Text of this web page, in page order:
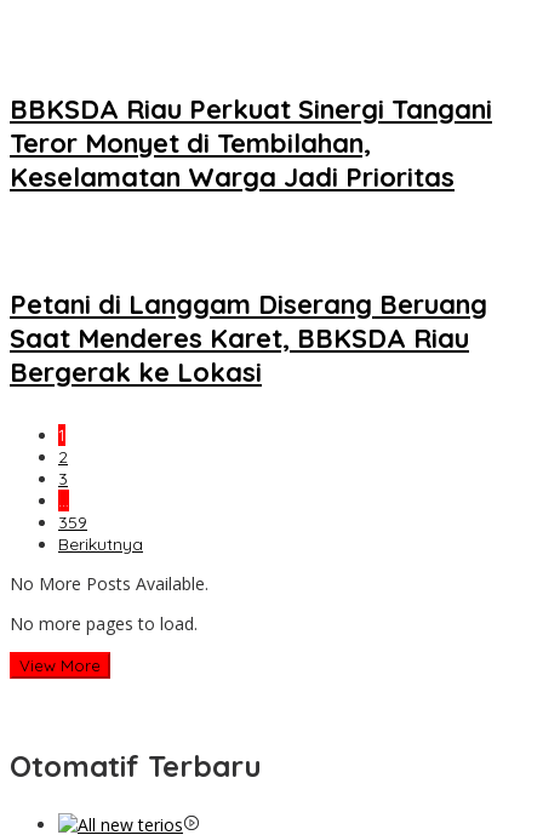
BBKSDA Riau Perkuat Sinergi Tangani
Teror Monyet di Tembilahan,
Keselamatan Warga Jadi Prioritas
Petani di Langgam Diserang Beruang
Saat Menderes Karet, BBKSDA Riau
Bergerak ke Lokasi
1
2
3
…
359
Berikutnya
No More Posts Available.
No more pages to load.
View More
Otomatif Terbaru